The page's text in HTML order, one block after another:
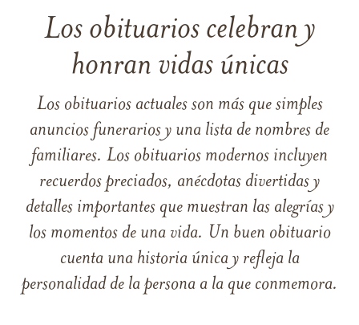
Los obituarios celebran y
honran vidas únicas
Los obituarios actuales son más que simples
anuncios funerarios y una lista de nombres de
familiares. Los obituarios modernos incluyen
recuerdos preciados, anécdotas divertidas y
detalles importantes que muestran las alegrías y
los momentos de una vida. Un buen obituario
cuenta una historia única y refleja la
personalidad de la persona a la que conmemora.